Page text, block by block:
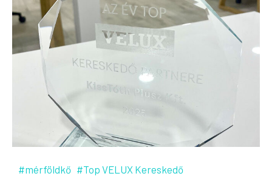
#mérföldkő #Top VELUX Kereskedő